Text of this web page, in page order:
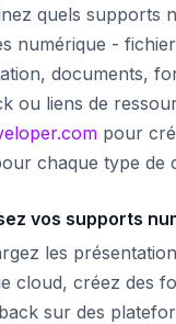
quels supports
numérique -
documents,
ou liens de
pour
chaque type de
vos supports
les
cloud, créez des
sur des